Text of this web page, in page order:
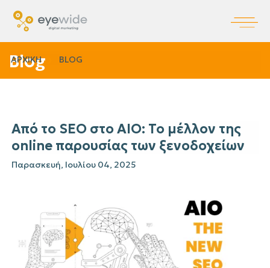
ΑΡΧΙΚΗ BLOG
Blog
Από το SEO στο AIO: Το μέλλον της
online παρουσίας των ξενοδοχείων
Παρασκευή, Ιουλίου 04, 2025